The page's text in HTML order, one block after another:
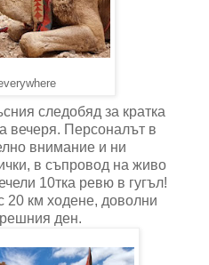
следобяд за кратка
вечеря. Персоналът в
внимание и ни
в съпровод на живо
10тка ревю в гугъл!
20 км ходене, доволни
ден.